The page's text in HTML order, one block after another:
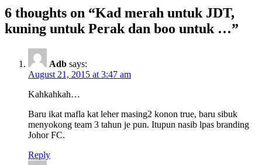
6 thoughts on “Kad merah untuk JDT,
kuning untuk Perak dan boo untuk …”
Adb says:
August 21, 2015 at 3:47 am
Kahkahkah…
Baru ikat mafla kat leher masing2 konon true, baru sibuk
menyokong team 3 tahun je pun. Itupun nasib lpas branding
Johor FC.
Reply